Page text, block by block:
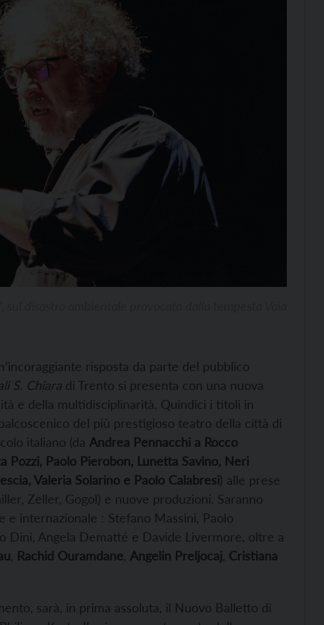
risposta da parte del pubblico
S. Chiara di Trento si presenta con una nuova
e della multidisciplinarità. Quindici i titoli in
del più prestigioso teatro della città di
italiano (da Andrea Pennacchi a Rocco
Pozzi, Paolo Pierobon, Lunetta Savino, Neri
Valeria Solarino e Paolo Calabresi) alle prese
Zeller, Gogol) e nuove produzioni. Saranno
e internazionale : Stefano Massini, Paolo
Dini, Angela Dematté e Davide Livermore, oltre a
Rachid Ouramdane Angelin Preljocaj Cristiana
sarà, in prima assoluta, il Nuovo Balletto di